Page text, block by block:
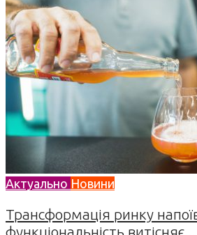
Актуально Новини
Трансформація ринку
функціональність витісняє...